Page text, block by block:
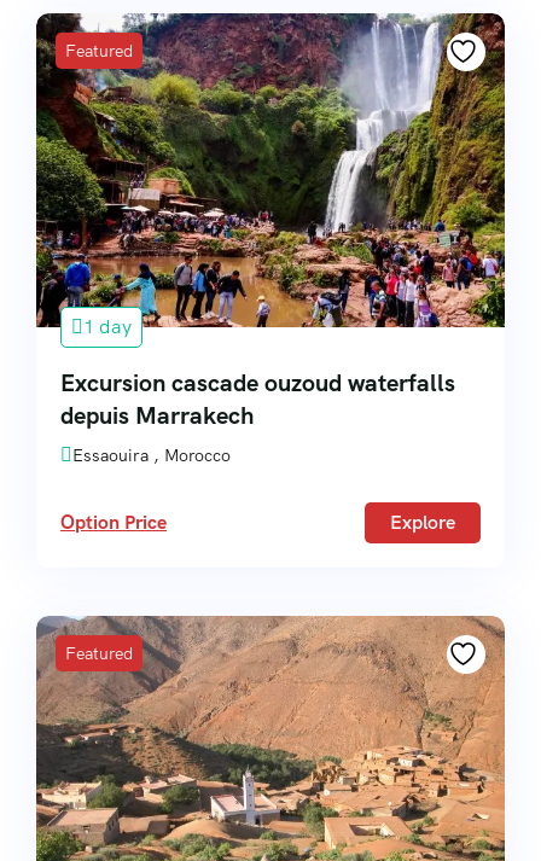
Featured
1 day
Excursion cascade ouzoud waterfalls
depuis Marrakech
Essaouira , Morocco
Option Price Explore
Featured